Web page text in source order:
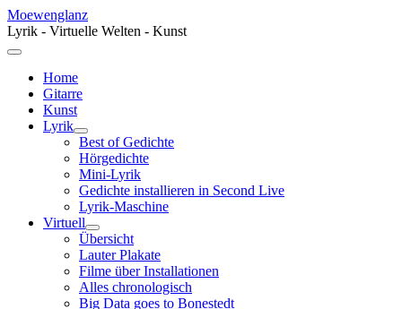
Moewenglanz
Lyrik - Virtuelle Welten - Kunst
Home
Gitarre
Kunst
Lyrik
Best of Gedichte
Hörgedichte
Mini-Lyrik
Gedichte installieren in Second Live
Lyrik-Maschine
Virtuell
Übersicht
Lauter Plakate
Filme über Installationen
Alles chronologisch
Big Data goes to Bonestedt